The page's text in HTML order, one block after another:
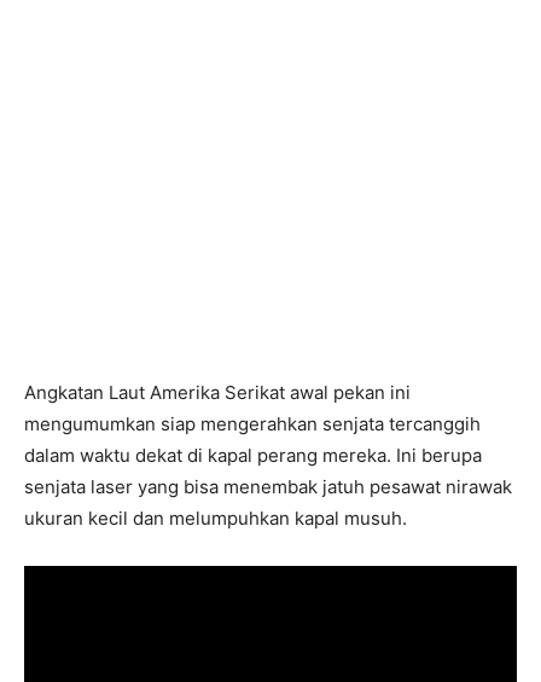
Angkatan Laut Amerika Serikat awal pekan ini
mengumumkan siap mengerahkan senjata tercanggih
dalam waktu dekat di kapal perang mereka. Ini berupa
senjata laser yang bisa menembak jatuh pesawat nirawak
ukuran kecil dan melumpuhkan kapal musuh.